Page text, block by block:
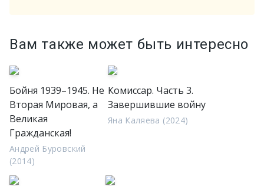
Вам также может быть интересно
Бойня 1939–1945. Не
Вторая Мировая, а
Великая
Гражданская!
Андрей Буровский
(2014)
Комиссар. Часть 3.
Завершившие войну
Яна Каляева (2024)